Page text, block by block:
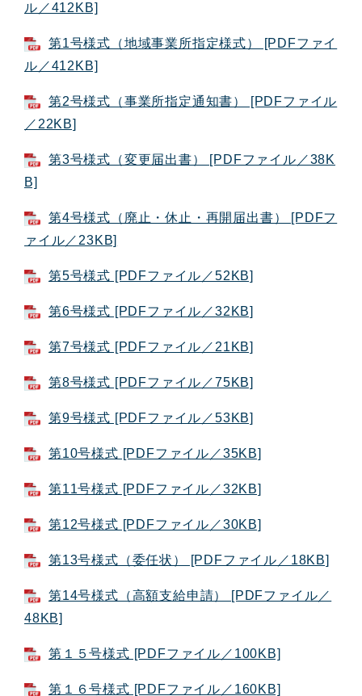
ル／412KB]
第1号様式（地域事業所指定様式） [PDFファイ
ル／412KB]
第2号様式（事業所指定通知書） [PDFファイル
／22KB]
第3号様式（変更届出書） [PDFファイル／38K
B]
第4号様式（廃止・休止・再開届出書） [PDFフ
ァイル／23KB]
第5号様式 [PDFファイル／52KB]
第6号様式 [PDFファイル／32KB]
第7号様式 [PDFファイル／21KB]
第8号様式 [PDFファイル／75KB]
第9号様式 [PDFファイル／53KB]
第10号様式 [PDFファイル／35KB]
第11号様式 [PDFファイル／32KB]
第12号様式 [PDFファイル／30KB]
第13号様式（委任状） [PDFファイル／18KB]
第14号様式（高額支給申請） [PDFファイル／
48KB]
第１５号様式 [PDFファイル／100KB]
第１６号様式 [PDFファイル／160KB]